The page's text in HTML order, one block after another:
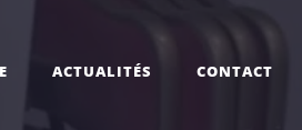
ACTUALITÉS CONTACT